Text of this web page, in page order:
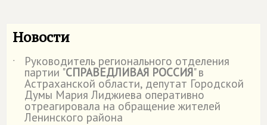
Новости
˙ Руководитель регионального отделения
партии "СПРАВЕДЛИВАЯ РОССИЯ" в
Астраханской области, депутат Городской
Думы Мария Лиджиева оперативно
отреагировала на обращение жителей
Ленинского района